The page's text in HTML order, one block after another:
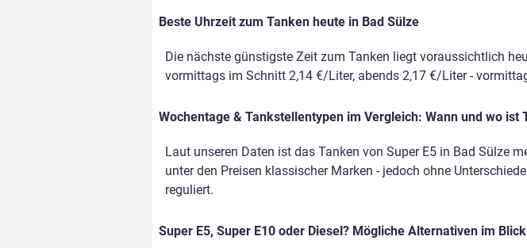
Beste Uhrzeit zum Tanken heute in Bad Sülze
Die nächste günstigste Zeit zum Tanken liegt voraussichtlich
vormittags im Schnitt 2,14 €/Liter, abends 2,17 €/Liter -
Wochentage & Tankstellentypen im Vergleich: Wann und wo
Laut unseren Daten ist das Tanken von Super E5 in Bad Sülze
unter den Preisen klassischer Marken - jedoch ohne
reguliert.
Super E5, Super E10 oder Diesel? Mögliche Alternativen im